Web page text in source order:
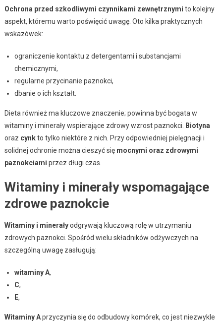
Ochrona przed szkodliwymi czynnikami zewnętrznymi to kolejny
aspekt, któremu warto poświęcić uwagę. Oto kilka praktycznych
wskazówek:
ograniczenie kontaktu z detergentami i substancjami
chemicznymi,
regularne przycinanie paznokci,
dbanie o ich kształt.
Dieta również ma kluczowe znaczenie; powinna być bogata w
witaminy i minerały wspierające zdrowy wzrost paznokci. Biotyna
oraz cynkto tylko niektóre z nich. Przy odpowiedniej pielęgnacji i
solidnej ochronie można cieszyć się mocnymi oraz zdrowymi
paznokciami przez długi czas.
Witaminy i minerały wspomagające
zdrowe paznokcie
Witaminy i minerałyodgrywają kluczową rolę w utrzymaniu
zdrowych paznokci. Spośród wielu składników odżywczych na
szczególną uwagę zasługują:
witaminy A,
C,
E,
Witaminy Aprzyczynia się do odbudowy komórek, co jest niezwykle